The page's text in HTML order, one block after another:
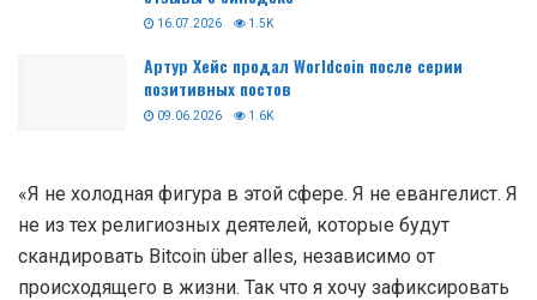
16.07.2026 1.5K
Артур Хейс продал Worldcoin после серии
позитивных постов
09.06.2026 1.6K
«Я не холодная фигура в этой сфере. Я не евангелист. Я
не из тех религиозных деятелей, которые будут
скандировать Bitcoin über alles, независимо от
происходящего в жизни. Так что я хочу зафиксировать